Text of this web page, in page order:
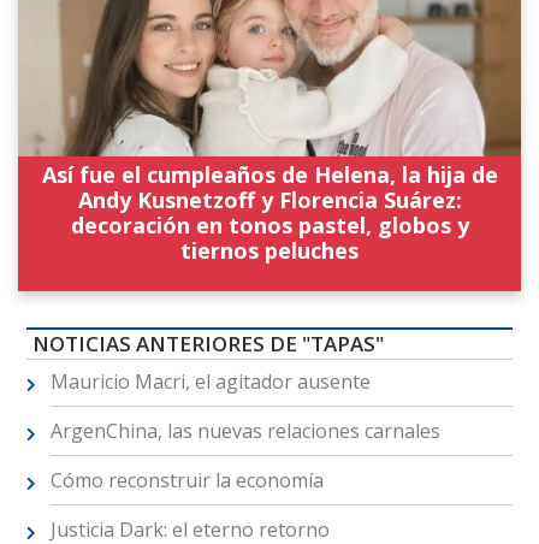
Así fue el cumpleaños de Helena, la hija de
Andy Kusnetzoff y Florencia Suárez:
decoración en tonos pastel, globos y
tiernos peluches
NOTICIAS ANTERIORES DE "TAPAS"
Mauricio Macri, el agitador ausente
ArgenChina, las nuevas relaciones carnales
Cómo reconstruir la economía
Justicia Dark: el eterno retorno